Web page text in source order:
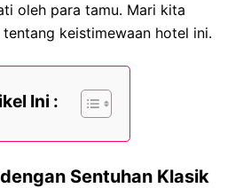
oleh para tamu. Mari kita
keistimewaan hotel ini.
Ini :
Sentuhan Klasik